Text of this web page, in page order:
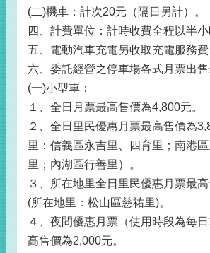
(二)機車：計次20元（隔日另計）。
四、計費單位：計時收費全程以半小
五、電動汽車充電另收取充電服務費
六、委託經營之停車場各式月票出售
(一)小型車：
１、全日月票最高售價為4,800元。
２、全日里民優惠月票最高售價為
里：信義區永吉里、四育里；南港
里；內湖區行善里）。
３、所在地里全日里民優惠月票最
(所在地里：松山區慈祐里)。
４、夜間優惠月票（使用時段為每
高售價為2,000元。